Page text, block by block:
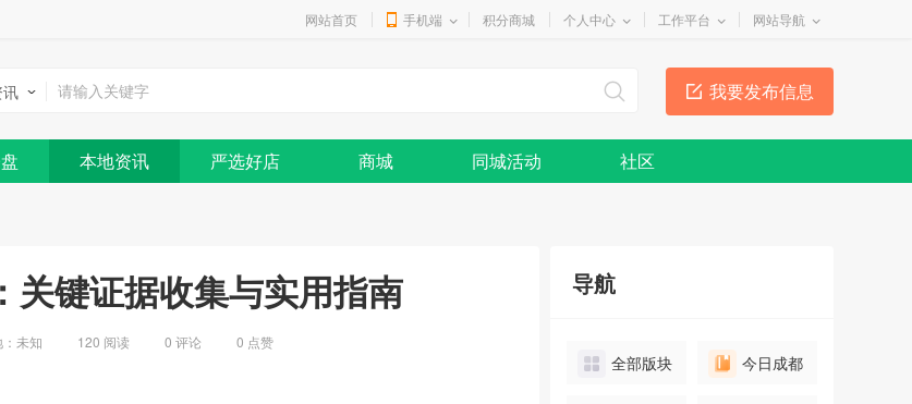
网站首页 手机端 积分商城 个人中心 工作平台 网站导航
我要发布信息
本地资讯 严选好店 商城 同城活动 社区
关键证据收集与实用指南
未知 120 阅读 0 评论 0 点赞
导航
全部版块 今日成都